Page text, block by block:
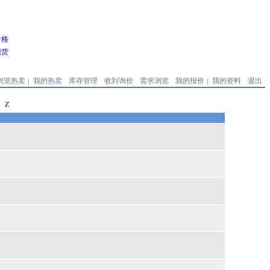
览热卖 | 我的热卖 库存管理 收到询价 需求浏览 我的报价 | 我的资料 退出
Z